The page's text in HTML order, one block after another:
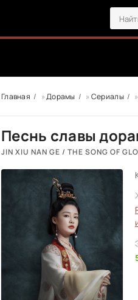
Главная »Дорамы » Сериалы
Песнь славы
JIN XIU NAN GE / THE SONG OF